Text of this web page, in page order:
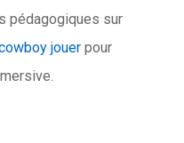
pédagogiques sur
jouer pour